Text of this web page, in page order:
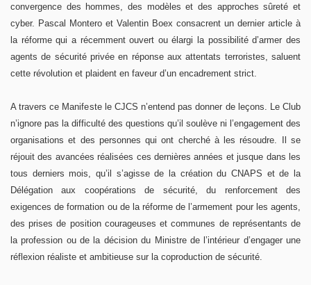
convergence des hommes, des modèles et des approches sûreté et
cyber. Pascal Montero et Valentin Boex consacrent un dernier article à
la réforme qui a récemment ouvert ou élargi la possibilité d’armer des
agents de sécurité privée en réponse aux attentats terroristes, saluent
cette révolution et plaident en faveur d’un encadrement strict.
A travers ce Manifeste le CJCS n’entend pas donner de leçons. Le Club
n’ignore pas la difficulté des questions qu’il soulève ni l’engagement des
organisations et des personnes qui ont cherché à les résoudre. Il se
réjouit des avancées réalisées ces dernières années et jusque dans les
tous derniers mois, qu’il s’agisse de la création du CNAPS et de la
Délégation aux coopérations de sécurité, du renforcement des
exigences de formation ou de la réforme de l’armement pour les agents,
des prises de position courageuses et communes de représentants de
la profession ou de la décision du Ministre de l’intérieur d’engager une
réflexion réaliste et ambitieuse sur la coproduction de sécurité.